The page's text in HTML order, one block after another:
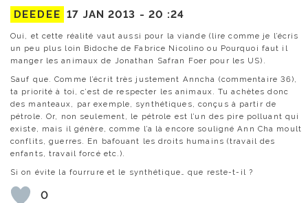
DEEDEE 17 JAN 2013 - 20 :24
Oui, et cette réalité vaut aussi pour la viande (lire comme je l’écris
un peu plus loin Bidoche de Fabrice Nicolino ou Pourquoi faut il
manger les animaux de Jonathan Safran Foer pour les US).
Sauf que. Comme l’écrit très justement Anncha (commentaire 36),
ta priorité à toi, c’est de respecter les animaux. Tu achètes donc
des manteaux, par exemple, synthétiques, conçus à partir de
pétrole. Or, non seulement, le pétrole est l’un des pire polluant qui
existe, mais il génère, comme l’a là encore souligné Ann Cha moult
conflits, guerres. En bafouant les droits humains (travail des
enfants, travail forcé etc.).
Si on évite la fourrure et le synthétique… que reste-t-il ?
0